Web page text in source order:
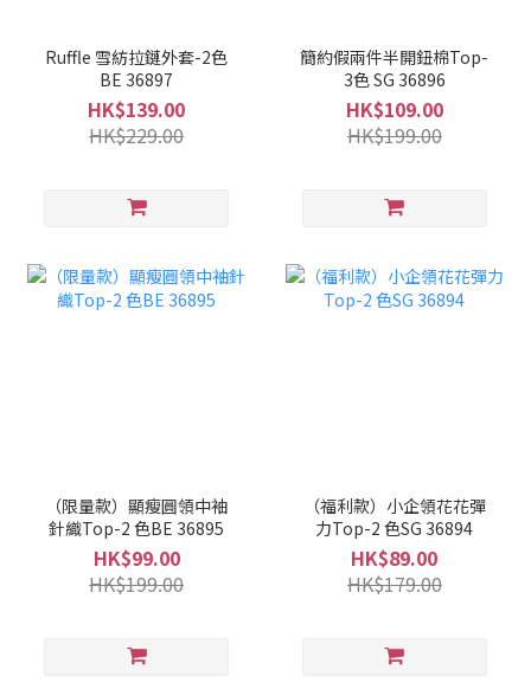
Ruffle 雪紡拉鏈外套-2色
BE 36897
HK$139.00
HK$229.00
簡約假兩件半開鈕棉Top-
3色 SG 36896
HK$109.00
HK$199.00
（限量款）顯瘦圓領中袖
針織Top-2 色BE 36895
HK$99.00
HK$199.00
（福利款）小企領花花彈
力Top-2 色SG 36894
HK$89.00
HK$179.00